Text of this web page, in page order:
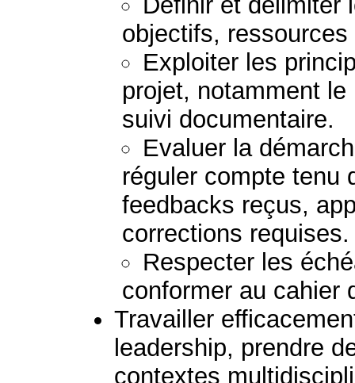
objectifs,
Exploiter les
projet, notamment
suivi documentaire.
Evaluer la
réguler compte tenu
feedbacks reçus,
corrections requises.
Respecter les
conformer au cahier
Travailler
leadership, prendre
contextes